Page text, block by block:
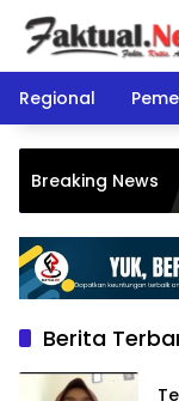
Langsung
konten
Regional
Breaking News
Berita